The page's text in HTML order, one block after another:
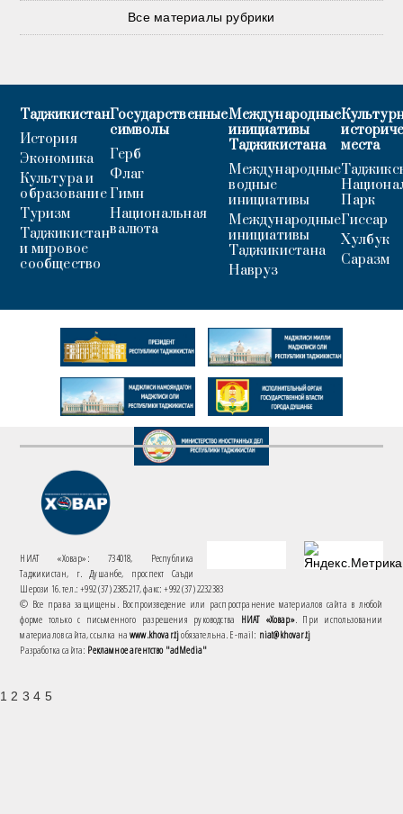
Все материалы рубрики
Таджикистан
История
Экономика
Культура и
образование
Туризм
Таджикистан
и мировое
сообщество
Государственные
символы
Герб
Флаг
Гимн
Национальная
валюта
Международные
инициативы
Таджикистана
Международные
водные
инициативы
Международные
инициативы
Таджикистана
Навруз
места
Парк
Гиссар
Хулбук
Саразм
НИАТ «Ховар»: 734018, Республика
Таджикистан, г. Душанбе, проспект Саъди
Шерози 16. тел.: +992 (37) 2385217, факс: +992 (37) 2232383
© Все права защищены. Воспроизведение или распространение материалов сайта в любой
форме только с письменного разрешения руководства НИАТ «Ховар». При использовании
материалов сайта, ссылка наwww.khovar.tjобязательна. E-mail: niat@khovar.tj
Разработка сайта: Рекламное агентство "adMedia"
1 2 3 4 5